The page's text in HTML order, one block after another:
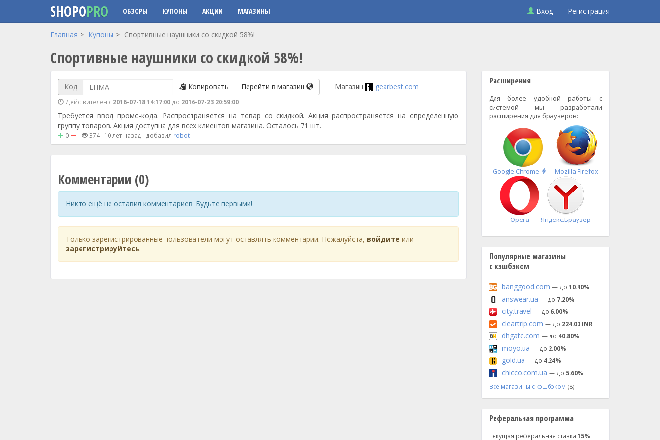
Перейти к основному содержанию
SHOPOPRO ОБЗОРЫ КУПОНЫ АКЦИИ МАГАЗИНЫ Вход Регистрация
Главная Купоны Спортивные наушники со скидкой 58%!
Спортивные наушники со скидкой 58%!
Код Копировать Перейти в магазин
Действителен с 2016-07-18 14:17:00 до 2016-07-23 20:59:00
Магазин gearbest.com
Требуется ввод промо-кода. Распространяется на товар со скидкой. Акция распространяется на определенную
группу товаров. Акция доступна для всех клиентов магазина. Осталось 71 шт.
0 374 10 лет назад добавил robot
Комментарии (0)
Никто ещё не оставил комментариев. Будьте первыми!
Только зарегистрированные пользователи могут оставлять комментарии. Пожалуйста, войдите или
зарегистрируйтесь.
Расширения
Для более удобной работы с
системой мы разработали
расширения для браузеров:
Google Chrome
Быстрая
установка
Mozilla Firefox
Opera Яндекс.Браузер
Популярные магазины
с кэшбэком
banggood.com — до 10.40%
answear.ua — до 7.20%
city.travel — до 6.00%
cleartrip.com — до 224.00 INR
dhgate.com — до 40.80%
moyo.ua — до 2.00%
gold.ua — до 4.24%
chicco.com.ua — до 5.60%
Все магазины с кэшбэком (8)
Реферальная программа
Текущая реферальная ставка 15%